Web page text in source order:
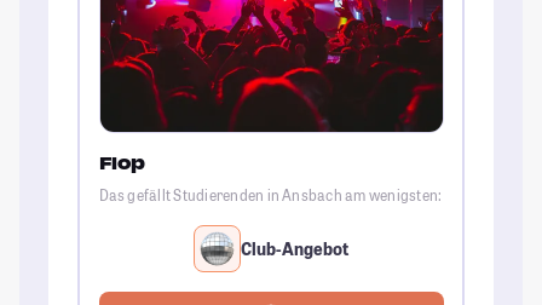
Flop
Das gefällt Studierenden in Ansbach am wenigsten:
Club-Angebot